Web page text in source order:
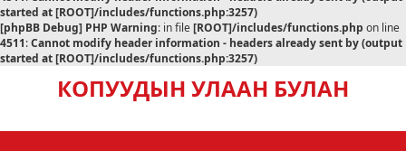
started at [ROOT]/includes/functions.php:3257)
[phpBB Debug] PHP Warning: in file[ROOT]/includes/functions.php on line
4511:Cannot modify header information - headers already sent by (output
started at [ROOT]/includes/functions.php:3257)
КОПУУДЫН УЛААН БУЛАН